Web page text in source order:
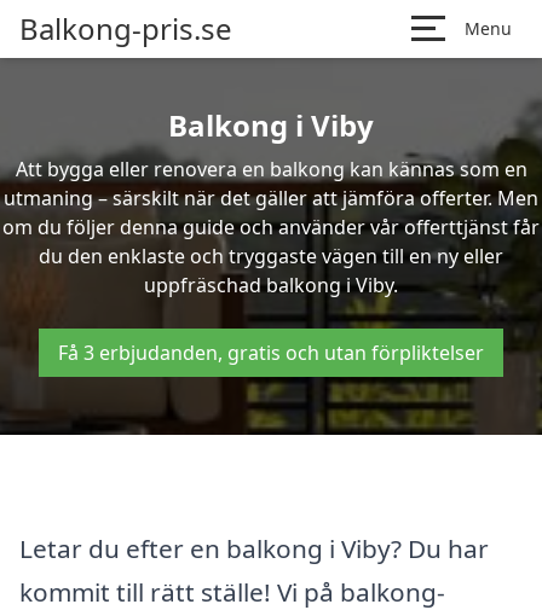
Balkong-pris.se Menu
Balkong i Viby
Att bygga eller renovera en balkong kan kännas som en
utmaning – särskilt när det gäller att jämföra offerter. Men
om du följer denna guide och använder vår offerttjänst får
du den enklaste och tryggaste vägen till en ny eller
uppfräschad balkong i Viby.
Få 3 erbjudanden, gratis och utan förpliktelser
Letar du efter en balkong i Viby? Du har
kommit till rätt ställe! Vi på balkong-